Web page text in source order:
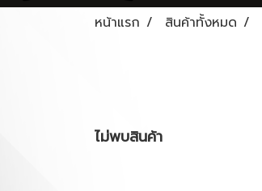
หน้าแรก สินค้าทั้งหมด
ไม่พบสินค้า